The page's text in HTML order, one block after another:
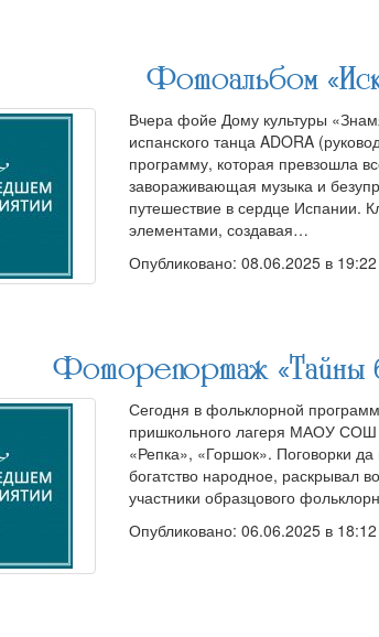
Фотоальбом
Вчера фойе Дому культуры
испанского танца ADORA
программу, которая превзошла
завораживающая музыка и
путешествие в сердце Испании.
элементами, создавая…
Опубликовано: 08.06.2025 в 19:22
Фоторепортаж «Тайны
Сегодня в фольклорной
пришкольного лагеря МАОУ СОШ
«Репка», «Горшок». Поговорки
богатство народное, раскрывал
участники образцового
Опубликовано: 06.06.2025 в 18:12